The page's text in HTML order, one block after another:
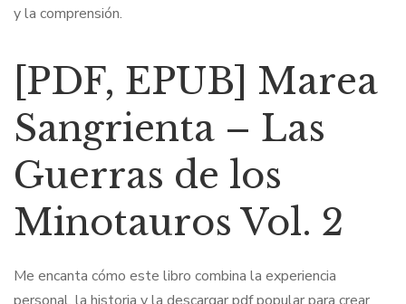
y la comprensión.
[PDF, EPUB] Marea
Sangrienta – Las
Guerras de los
Minotauros Vol. 2
Me encanta cómo este libro combina la experiencia